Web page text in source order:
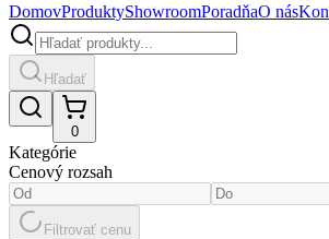
DomovProduktyShowroomPoradňaO nás
Hľadať
0
Kategórie
Cenový rozsah
Filtrovať cenu